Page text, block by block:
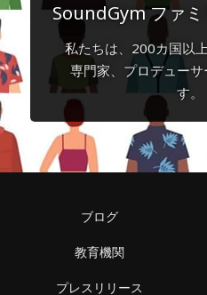
SoundGym ファ
私たちは、200カ国以
専門家、プロデュー
す。
ブログ
教育機関
プレスリリース